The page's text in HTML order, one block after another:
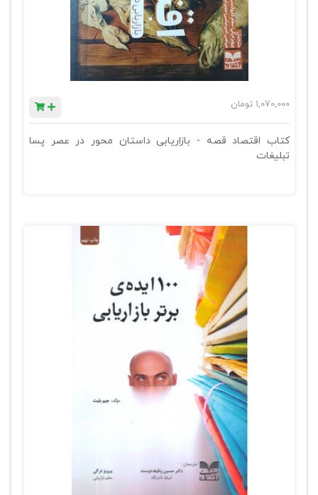
1,070,000 تومان
کتاب اقتصاد قصه - بازاریابی داستان محور در عصر پسا
تبلیغات